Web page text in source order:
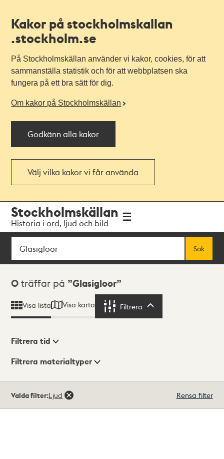
Kakor på stockholmskallan
.stockholm.se
På Stockholmskällan använder vi kakor, cookies, för att
sammanställa statistik och för att webbplatsen ska
fungera på ett bra sätt för dig.
Om kakor på Stockholmskällan
Godkänn alla kakor
Välj vilka kakor vi får använda
navigationen
huvudinnehållet
Stockholmskällan
Historia i ord, ljud och bild
Sök
Sök
Sökresultat
0 träffar på Glasigloor
Visa lista Visa karta Filtrera
Visningsläge
Filtrera tid
Filtrera materialtyper
träffar
Valda filter:Ljud Rensa filter